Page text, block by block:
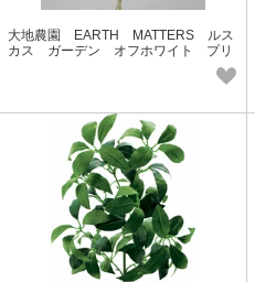
大地農園 EARTH MATTERS ルス
カス ガーデン オフホワイト プリ